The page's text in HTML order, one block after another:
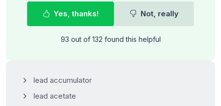
Yes, thanks! Not, really
93 out of 132 found this helpful
lead accumulator
lead acetate